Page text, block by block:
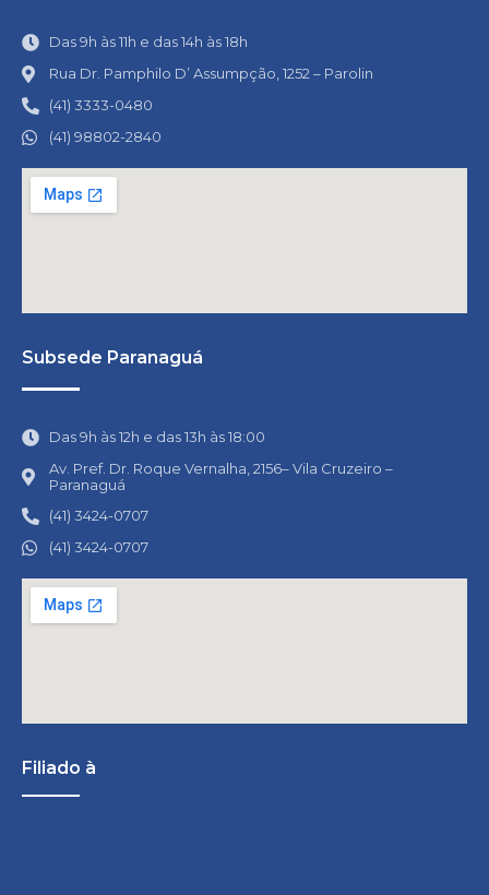
Das 9h às 11h e das 14h às 18h
Rua Dr. Pamphilo D’ Assumpção, 1252 – Parolin
(41) 3333-0480
(41) 98802-2840
Subsede Paranaguá
Das 9h às 12h e das 13h às 18:00
Av. Pref. Dr. Roque Vernalha, 2156– Vila Cruzeiro –
Paranaguá
(41) 3424-0707
(41) 3424-0707
Filiado à